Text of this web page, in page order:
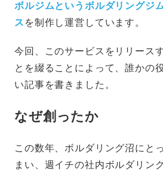
ボルジムというボルダリングジ
ス を制作し運営しています。
今回、このサービスをリリース
とを綴ることによって、誰かの
い記事を書きました。
なぜ創ったか
この数年、ボルダリング沼にと
まい、週イチの社内ボルダリン